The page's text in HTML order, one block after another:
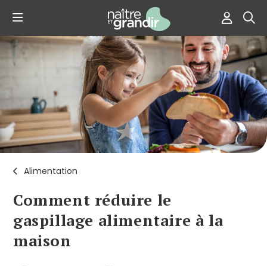
Alimentation
Comment réduire le
gaspillage alimentaire à la
maison